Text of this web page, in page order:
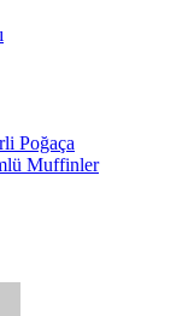
Poğaça
Muffinler